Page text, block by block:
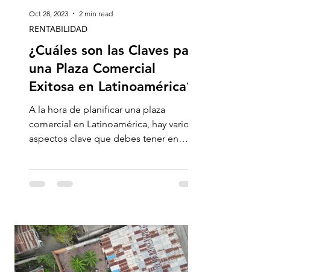
¿Cuáles son las Claves para
una Plaza Comercial
Exitosa en Latinoamérica?
A la hora de planificar una plaza
comercial en Latinoamérica, hay varios
aspectos clave que debes tener en
RENTABILIDAD
Oct 28, 2023 2 min read